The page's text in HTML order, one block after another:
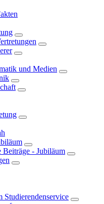
und Medien
- Jubiläum
Studierendenservice